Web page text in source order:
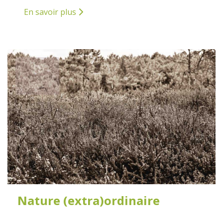
En savoir plus
19
AVRIL
2025
Nature (extra)ordinaire